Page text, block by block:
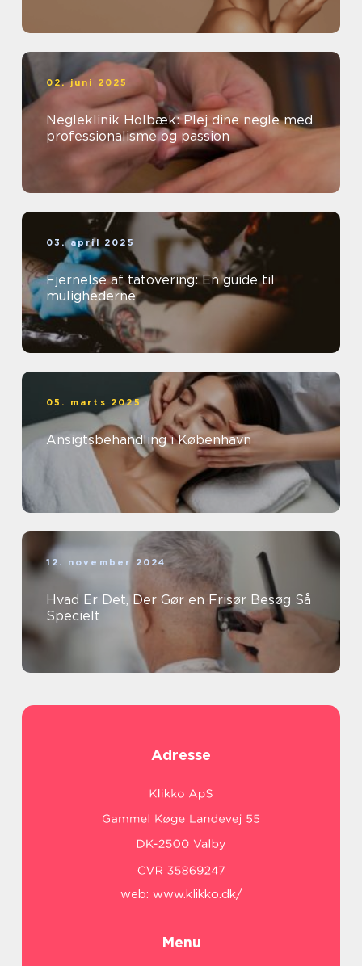
02. juni 2025
Negleklinik Holbæk: Plej dine negle med
professionalisme og passion
03. april 2025
Fjernelse af tatovering: En guide til
mulighederne
05. marts 2025
Ansigtsbehandling i København
12. november 2024
Hvad Er Det, Der Gør en Frisør Besøg Så
Specielt
Adresse
web: www.klikko.dk/
Menu